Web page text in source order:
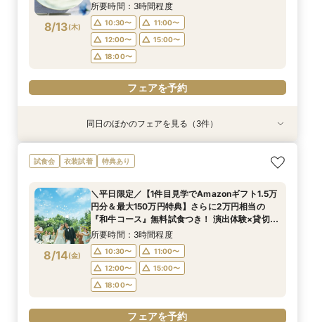
13:30〜
フェアを予約
フェアを予約
フェアを予約
15:00〜
フェアを予約
8/13(木)
所要時間：3時間程度
10:30〜
11:00〜
12:00〜
15:00〜
18:00〜
フェアを予約
衣装試着 特典あり
8/13(木)
＜初めての式場見学＞心躍る花嫁の第一歩♪ゆっ
たり相談＆見学会
10:30〜
11:00〜
12:00〜
15:00〜
18:00〜
フェアを予約
特典あり
8/13(木)
<30名までの少人数Wに◎>貸切邸宅で叶えるカ
ジュアル婚×試食会
10:30〜
11:00〜
12:00〜
15:00〜
18:00〜
フェアを予約
8/13(木)
直前予約OK◆クイック相談会◆90分でParty見
学＆見積り&会場比較
10:30〜
11:00〜
15:00〜
16:00〜
フェアを予約
同日のほかのフェアを見る（3件）
試食会 衣装試着 特典あり
8/14(金)
＼平日限定／【1件目見学でAmazonギフト1.5万
円分＆最大150万円特典】さらに2万円相当の
『和牛コース』無料試食つき！ 演出体験×貸切邸
宅ツアー×見積もり相談会
所要時間：3時間程度
10:30〜
11:00〜
12:00〜
15:00〜
18:00〜
フェアを予約